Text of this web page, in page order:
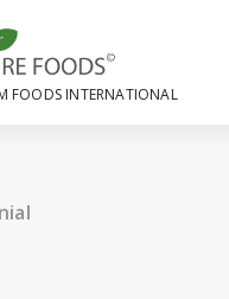
FOODS INTERNATIONAL